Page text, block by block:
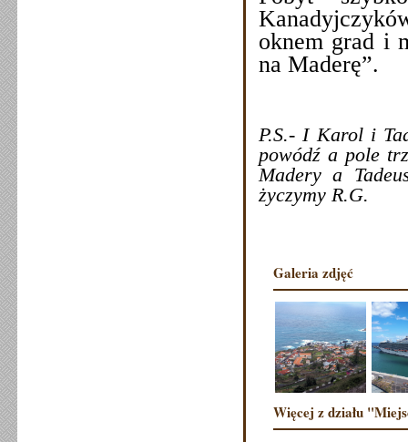
oknem grad i
na Maderę”.
P.S.- I Karol i
powódź a pole
Madery a
życzymy R.G.
Galeria zdjęć
Więcej z działu